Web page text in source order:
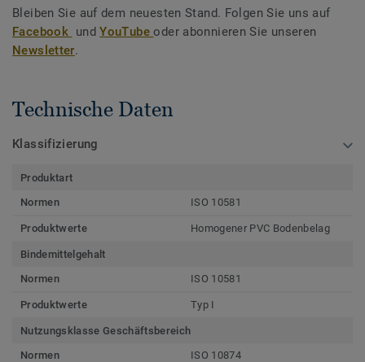
Bleiben Sie auf dem neuesten Stand. Folgen Sie uns auf
Facebook undYouTubeoder abonnieren Sie unseren
Newsletter.
Technische Daten
Klassifizierung
Produktart
Normen
ISO 10581
Produktwerte Homogener PVC Bodenbelag
Bindemittelgehalt
Normen
ISO 10581
Produktwerte Typ I
Nutzungsklasse Geschäftsbereich
Normen
ISO 10874